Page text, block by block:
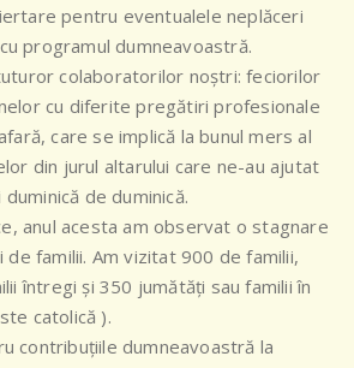
pentru eventualele neplăceri
programul dumneavoastră.
colaboratorilor noștri: feciorilor
cu diferite pregătiri profesionale
care se implică la bunul mers al
din jurul altarului care ne-au ajutat
de duminică.
anul acesta am observat o stagnare
de familii. Am vizitat 900 de familii,
întregi și 350 jumătăți sau familii în
catolică ).
contribuțiile dumneavoastră la